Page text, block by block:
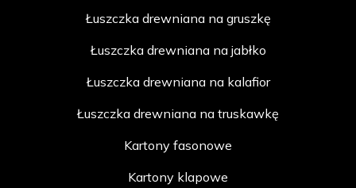
Łuszczka drewniana na gruszkę
Łuszczka drewniana na jabłko
Łuszczka drewniana na kalafior
Łuszczka drewniana na truskawkę
Kartony fasonowe
Kartony klapowe